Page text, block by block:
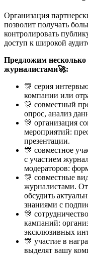
Организация
позволит получать
контролировать
доступ к широкой
Предложим несколько
журналистами🚀:
🎊 серия
компании или
🎊 совместный
опрос, анализ
🎊 организация
мероприятий:
презентации.
🎊 совместное
с участием
модераторов:
🎊 совместные
журналистами.
обсудить
знаниями с
🎊
кампаний:
эксклюзивных
🎊 участие в
выделят вашу